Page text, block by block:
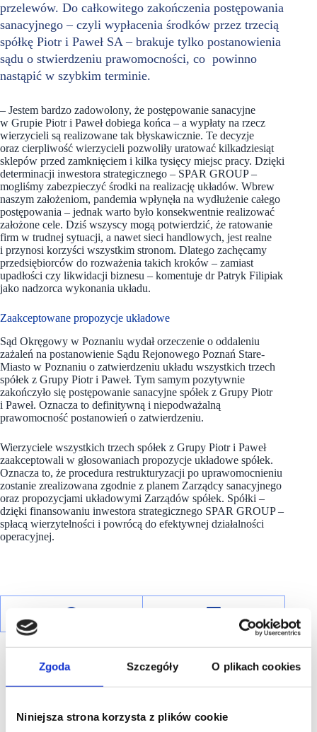
Zgoda Szczegóły O plikach cookies
Niniejsza strona korzysta z plików cookie
przelewów. Do całkowitego zakończenia postępowania
sanacyjnego – czyli wypłacenia środków przez trzecią
spółkę Piotr i Paweł SA – brakuje tylko postanowienia
sądu o stwierdzeniu prawomocności, co powinno
nastąpić w szybkim terminie.
– Jestem bardzo zadowolony, że postępowanie sanacyjne
w Grupie Piotr i Paweł dobiega końca – a wypłaty na rzecz
wierzycieli są realizowane tak błyskawicznie. Te decyzje
oraz cierpliwość wierzycieli pozwoliły uratować kilkadziesiąt
sklepów przed zamknięciem i kilka tysięcy miejsc pracy. Dzięki
determinacji inwestora strategicznego – SPAR GROUP –
mogliśmy zabezpieczyć środki na realizację układów. Wbrew
naszym założeniom, pandemia wpłynęła na wydłużenie całego
postępowania – jednak warto było konsekwentnie realizować
założone cele. Dziś wszyscy mogą potwierdzić, że ratowanie
firm w trudnej sytuacji, a nawet sieci handlowych, jest realne
i przynosi korzyści wszystkim stronom. Dlatego zachęcamy
przedsiębiorców do rozważenia takich kroków – zamiast
upadłości czy likwidacji biznesu – komentuje dr Patryk Filipiak
jako nadzorca wykonania układu.
Zaakceptowane propozycje układowe
Sąd Okręgowy w Poznaniu wydał orzeczenie o oddaleniu
zażaleń na postanowienie Sądu Rejonowego Poznań Stare-
Miasto w Poznaniu o zatwierdzeniu układu wszystkich trzech
spółek z Grupy Piotr i Paweł. Tym samym pozytywnie
zakończyło się postępowanie sanacyjne spółek z Grupy Piotr
i Paweł. Oznacza to definitywną i niepodważalną
prawomocność postanowień o zatwierdzeniu.
Wierzyciele wszystkich trzech spółek z Grupy Piotr i Paweł
zaakceptowali w głosowaniach propozycje układowe spółek.
Oznacza to, że procedura restrukturyzacji po uprawomocnieniu
zostanie zrealizowana zgodnie z planem Zarządcy sanacyjnego
oraz propozycjami układowymi Zarządów spółek. Spółki –
dzięki finansowaniu inwestora strategicznego SPAR GROUP –
spłacą wierzytelności i powrócą do efektywnej działalności
operacyjnej.
R E K L A M A